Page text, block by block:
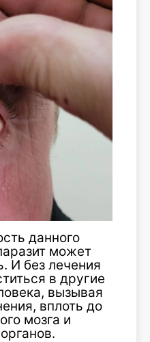
данного
может
И без лечения
в другие
вызывая
вплоть до
мозга и